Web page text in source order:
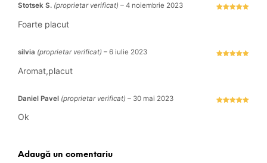
Stotsek S. (proprietar verificat) – 4 noiembrie 2023
Foarte placut
silvia (proprietar verificat) – 6 iulie 2023
Aromat,placut
Daniel Pavel (proprietar verificat) – 30 mai 2023
Ok
Adaugă un comentariu